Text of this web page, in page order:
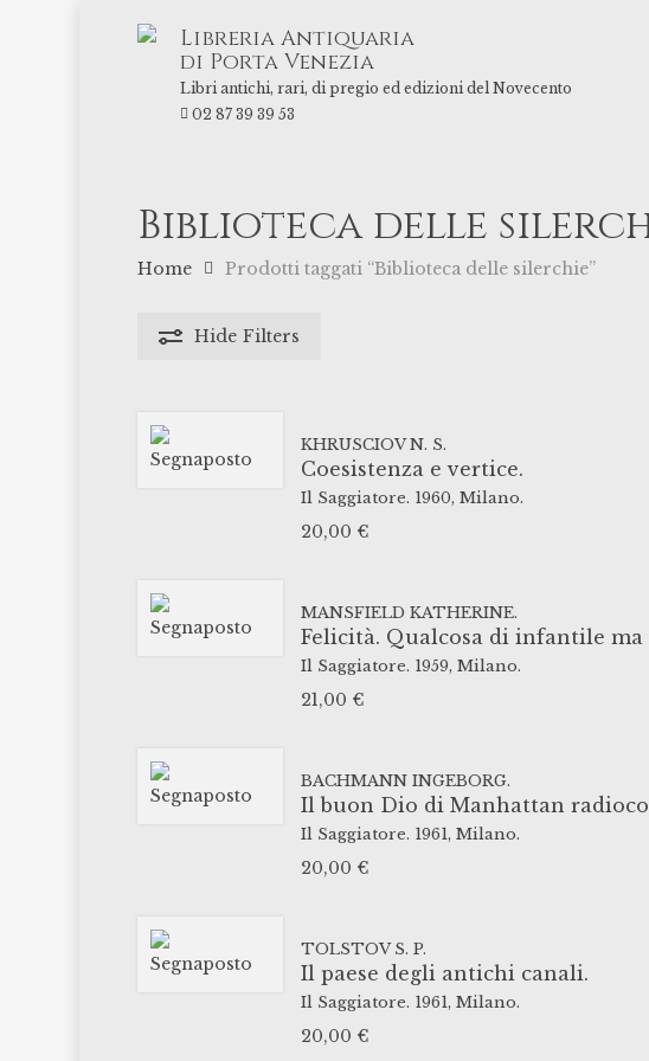
Libreria Antiquaria
di Porta Venezia
Libri antichi, rari, di pregio ed edizioni del Novecento
02 87 39 39 53
Biblioteca delle
Home Prodotti taggati “Biblioteca delle silerchie”
Hide Filters
KHRUSCIOV N. S.
Coesistenza e vertice.
Il Saggiatore. 1960, Milano.
20,00 €
MANSFIELD KATHERINE.
Felicità. Qualcosa di infantile
Il Saggiatore. 1959, Milano.
21,00 €
BACHMANN INGEBORG.
Il buon Dio di Manhattan
Il Saggiatore. 1961, Milano.
20,00 €
TOLSTOV S. P.
Il paese degli antichi canali.
Il Saggiatore. 1961, Milano.
20,00 €